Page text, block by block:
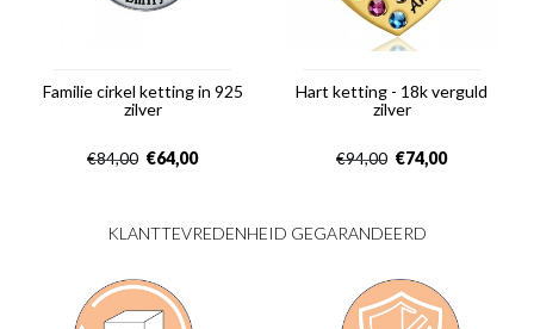
Familie cirkel ketting in 925
zilver
€84,00 €64,00
Hart ketting - 18k verguld
zilver
€94,00 €74,00
KLANTTEVREDENHEID GEGARANDEERD